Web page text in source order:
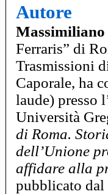
Autore
Massimiliano
Ferraris” di
Trasmissioni
Caporale, ha
laude) presso
Università
di Roma.
dell’Unione
affidare alla
pubblicato